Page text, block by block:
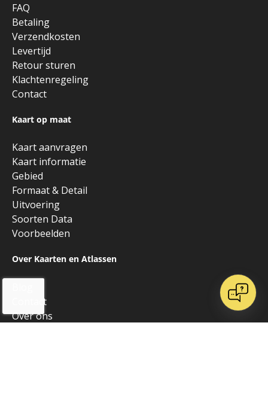
FAQ
Betaling
Verzendkosten
Levertijd
Retour sturen
Klachtenregeling
Contact
Kaart op maat
Kaart aanvragen
Kaart informatie
Gebied
Formaat & Detail
Uitvoering
Soorten Data
Voorbeelden
Over Kaarten en Atlassen
Contact
Over ons